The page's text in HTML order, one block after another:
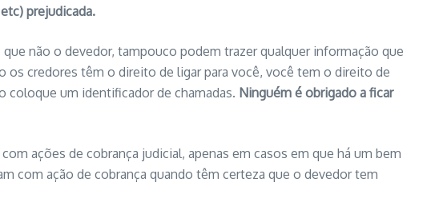
prejudicada.
não o devedor, tampouco podem trazer qualquer informação que
os credores têm o direito de ligar para você, você tem o direito de
coloque um identificador de chamadas. Ninguém é obrigado a ficar
ações de cobrança judicial, apenas em casos em que há um bem
com ação de cobrança quando têm certeza que o devedor tem